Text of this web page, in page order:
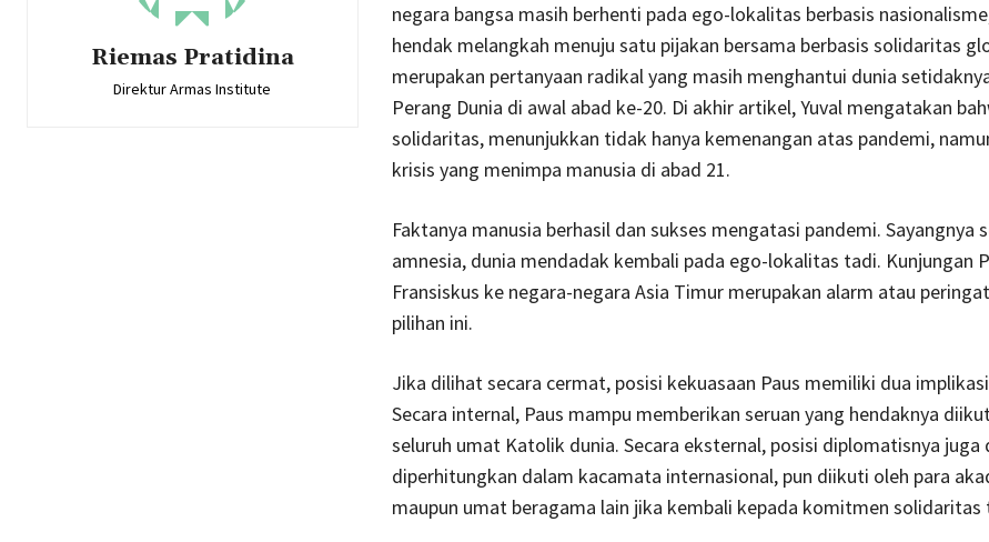
Riemas Pratidina
Direktur Armas Institute
negara bangsa masih berhenti pada ego-lokalitas berbasis
hendak melangkah menuju satu pijakan bersama berbasis solidaritas
merupakan pertanyaan radikal yang masih menghantui dunia
Perang Dunia di awal abad ke-20. Di akhir artikel, Yuval mengatakan
solidaritas, menunjukkan tidak hanya kemenangan atas pandemi,
krisis yang menimpa manusia di abad 21.
Faktanya manusia berhasil dan sukses mengatasi pandemi. Sayangnya
amnesia, dunia mendadak kembali pada ego-lokalitas tadi. Kunjungan
Fransiskus ke negara-negara Asia Timur merupakan alarm atau
pilihan ini.
Jika dilihat secara cermat, posisi kekuasaan Paus memiliki dua
Secara internal, Paus mampu memberikan seruan yang hendaknya
seluruh umat Katolik dunia. Secara eksternal, posisi diplomatisnya juga
diperhitungkan dalam kacamata internasional, pun diikuti oleh para
maupun umat beragama lain jika kembali kepada komitmen solidaritas